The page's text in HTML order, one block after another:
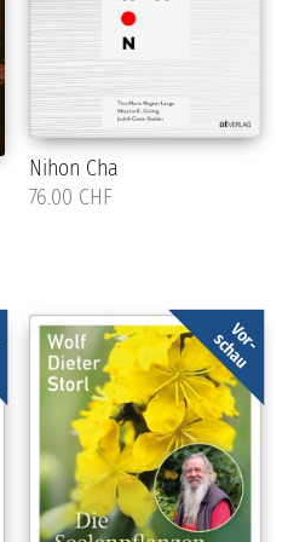
Nihon Cha
76.00 CHF
Vor-
schau